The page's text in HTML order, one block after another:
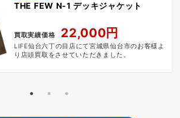
THE FEW N-1 デッキジャケット
買取実績価格 22,000円
LIFE仙台六丁の目店にて宮城県仙台市のお客様よ
り店頭買取をさせていただきました。